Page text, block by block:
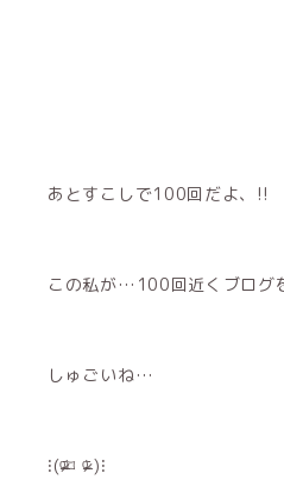
あとすこしで100回だよ、!!
この私が…100回近くブログ
しゅごいね…
⁝(ᵒ̴̶̷᷄⌑ ᵒ̴̶̷᷅ )⁝